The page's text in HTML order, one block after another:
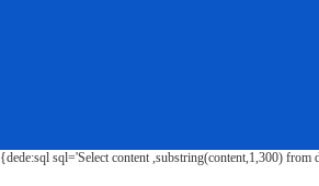
{dede:sql sql='Select content ,substring(content,1,300)